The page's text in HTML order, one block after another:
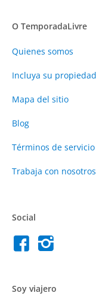
O TemporadaLivre
Quienes somos
Incluya su propiedad
Mapa del sitio
Blog
Términos de servicio
Trabaja con nosotros
Social
Soy viajero